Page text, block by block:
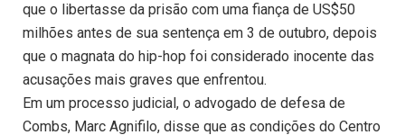
que o libertasse da prisão com uma fiança de US$50
milhões antes de sua sentença em 3 de outubro, depois
que o magnata do hip-hop foi considerado inocente das
acusações mais graves que enfrentou.
Em um processo judicial, o advogado de defesa de
Combs, Marc Agnifilo, disse que as condições do Centro